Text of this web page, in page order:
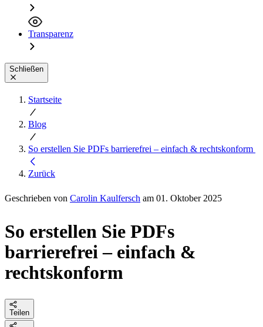
Transparenz
Schließen
Startseite
Blog
So erstellen Sie PDFs barrierefrei – einfach & rechtskonform
Zurück
Geschrieben von Carolin Kaulfersch am 01. Oktober 2025
So erstellen Sie PDFs
barrierefrei – einfach &
rechtskonform
Teilen